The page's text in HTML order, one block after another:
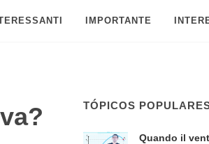
IMPORTANTE
TÓPICOS
Quando il